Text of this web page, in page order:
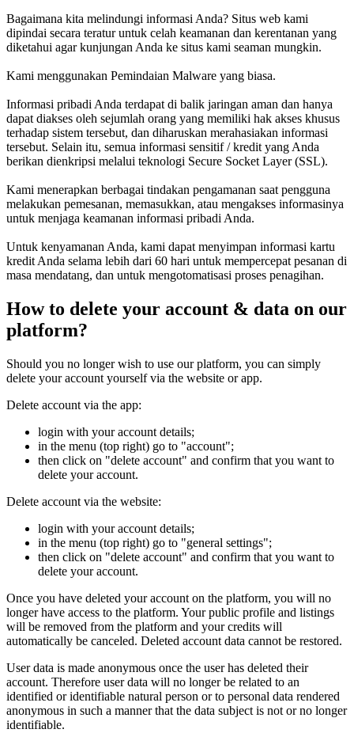
Bagaimana kita melindungi informasi Anda? Situs web kami
dipindai secara teratur untuk celah keamanan dan kerentanan yang
diketahui agar kunjungan Anda ke situs kami seaman mungkin.
Kami menggunakan Pemindaian Malware yang biasa.
Informasi pribadi Anda terdapat di balik jaringan aman dan hanya
dapat diakses oleh sejumlah orang yang memiliki hak akses khusus
terhadap sistem tersebut, dan diharuskan merahasiakan informasi
tersebut. Selain itu, semua informasi sensitif / kredit yang Anda
berikan dienkripsi melalui teknologi Secure Socket Layer (SSL).
Kami menerapkan berbagai tindakan pengamanan saat pengguna
melakukan pemesanan, memasukkan, atau mengakses informasinya
untuk menjaga keamanan informasi pribadi Anda.
Untuk kenyamanan Anda, kami dapat menyimpan informasi kartu
kredit Anda selama lebih dari 60 hari untuk mempercepat pesanan di
masa mendatang, dan untuk mengotomatisasi proses penagihan.
How to delete your account & data on our
platform?
Should you no longer wish to use our platform, you can simply
delete your account yourself via the website or app.
Delete account via the app:
login with your account details;
in the menu (top right) go to "account";
then click on "delete account" and confirm that you want to
delete your account.
Delete account via the website:
login with your account details;
in the menu (top right) go to "general settings";
then click on "delete account" and confirm that you want to
delete your account.
Once you have deleted your account on the platform, you will no
longer have access to the platform. Your public profile and listings
will be removed from the platform and your credits will
automatically be canceled. Deleted account data cannot be restored.
User data is made anonymous once the user has deleted their
account. Therefore user data will no longer be related to an
identified or identifiable natural person or to personal data rendered
anonymous in such a manner that the data subject is not or no longer
identifiable.